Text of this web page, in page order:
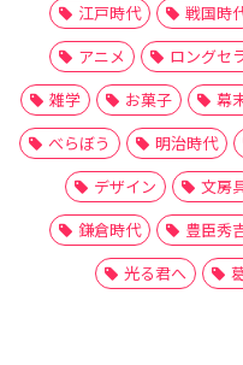
江戸時代 戦国時
アニメ
ロングセ
雑学
お菓子 幕
べらぼう
明治時代
デザイン
文房
鎌倉時代
豊臣秀
光る君へ